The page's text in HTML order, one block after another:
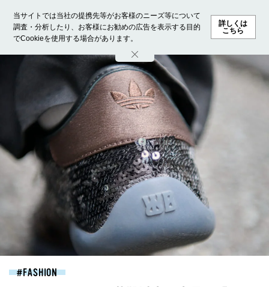
当サイトでは当社の提携先等がお客様のニーズ等について
調査・分析したり、お客様にお勧めの広告を表示する目的
でCookieを使用する場合があります。
詳しくは
こちら
ホーム モデル募集 ランキング ファッション ビューテ
FASHION